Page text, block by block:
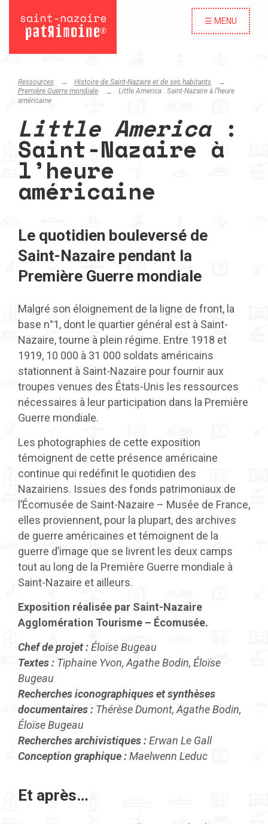
☰ MENU
Ressources
Histoire de Saint-Nazaire et de ses habitants
Première Guerre mondiale
Little America : Saint-Nazaire à l’heure
américaine
Little America:
Saint-Nazaire à
l’heure
américaine
Le quotidien bouleversé de
Saint-Nazaire pendant la
Première Guerre mondiale
Malgré son éloignement de la ligne de front, la
base n°1, dont le quartier général est à Saint-
Nazaire, tourne à plein régime. Entre 1918 et
1919, 10 000 à 31 000 soldats américains
stationnent à Saint-Nazaire pour fournir aux
troupes venues des États-Unis les ressources
nécessaires à leur participation dans la Première
Guerre mondiale.
Les photographies de cette exposition
témoignent de cette présence américaine
continue qui redéfinit le quotidien des
Nazairiens. Issues des fonds patrimoniaux de
l’Écomusée de Saint-Nazaire – Musée de France,
elles proviennent, pour la plupart, des archives
de guerre américaines et témoignent de la
guerre d’image que se livrent les deux camps
tout au long de la Première Guerre mondiale à
Saint-Nazaire et ailleurs.
Exposition réalisée par Saint-Nazaire
Agglomération Tourisme – Écomusée.
Chef de projet :Éloïse Bugeau
Textes : Tiphaine Yvon, Agathe Bodin, Éloïse
Bugeau
Recherches iconographiques et synthèses
documentaires : Thérèse Dumont, Agathe Bodin,
Éloïse Bugeau
Recherches archivistiques :Erwan Le Gall
Conception graphique :Maelwenn Leduc
Et après…